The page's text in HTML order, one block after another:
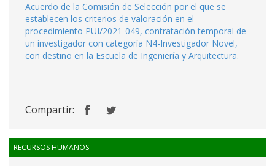
Acuerdo de la Comisión de Selección por el que se
establecen los criterios de valoración en el
procedimiento PUI/2021-049, contratación temporal de
un investigador con categoría N4-Investigador Novel,
con destino en la Escuela de Ingeniería y Arquitectura.
Compartir:
RECURSOS HUMANOS